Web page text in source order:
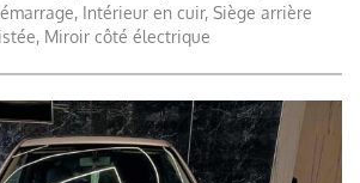
Intérieur en cuir, Siège arrière
Miroir côté électrique